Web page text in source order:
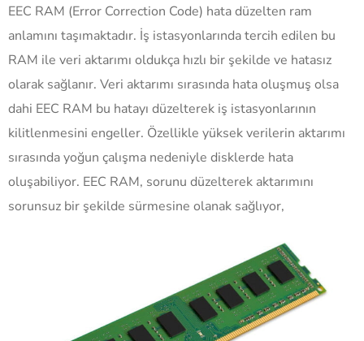
EEC RAM (Error Correction Code) hata düzelten ram
anlamını taşımaktadır. İş istasyonlarında tercih edilen bu
RAM ile veri aktarımı oldukça hızlı bir şekilde ve hatasız
olarak sağlanır. Veri aktarımı sırasında hata oluşmuş olsa
dahi EEC RAM bu hatayı düzelterek iş istasyonlarının
kilitlenmesini engeller. Özellikle yüksek verilerin aktarımı
sırasında yoğun çalışma nedeniyle disklerde hata
oluşabiliyor. EEC RAM, sorunu düzelterek aktarımını
sorunsuz bir şekilde sürmesine olanak sağlıyor,